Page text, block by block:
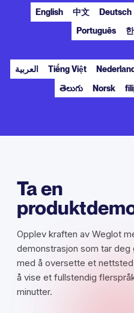
English 中文 Deutsch
Português
العربية Tiếng Việt
తెలుగు
Norsk
Ta en
Opplev kraften av Weglot
demonstrasjon som tar deg
med å oversette et
å vise et fullstendig
minutter.